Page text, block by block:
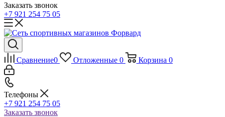
Заказать звонок
+7 921 254 75 05
Сравнение0 Отложенные 0 Корзина 0
Телефоны
+7 921 254 75 05
Заказать звонок